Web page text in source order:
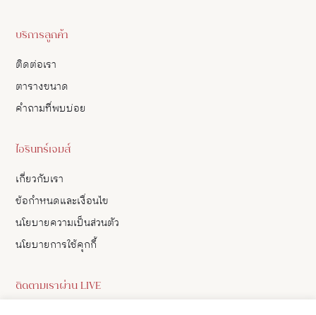
บริการลูกค้า
ติดต่อเรา
ตารางขนาด
คำถามที่พบบ่อย
ไอรินทร์เจมส์
เกี่ยวกับเรา
ข้อกำหนดและเงื่อนไข
นโยบายความเป็นส่วนตัว
นโยบายการใช้คุกกี้
ติดตามเราผ่าน LIVE